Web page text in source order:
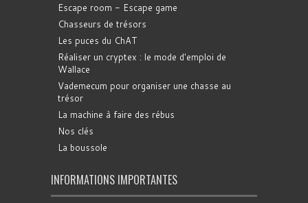
Escape room - Escape game
Chasseurs de trésors
Les puces du ChAT
Réaliser un cryptex : le mode d'emploi de
Wallace
Vademecum pour organiser une chasse au
trésor
La machine à faire des rébus
Nos clés
La boussole
INFORMATIONS IMPORTANTES